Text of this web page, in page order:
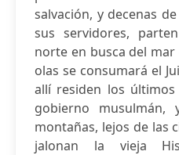
salvación, y decenas
sus servidores,
norte en busca del
olas se consumará el
allí residen los
gobierno
montañas, lejos de las
jalonan la vieja